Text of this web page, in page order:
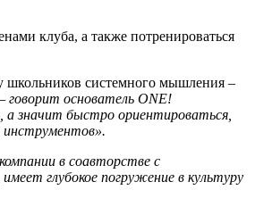
клуба, а также потренироваться
школьников системного мышления –
говорит основатель ONE!
а значит быстро ориентироваться,
в соавторстве с
глубокое погружение в культуру